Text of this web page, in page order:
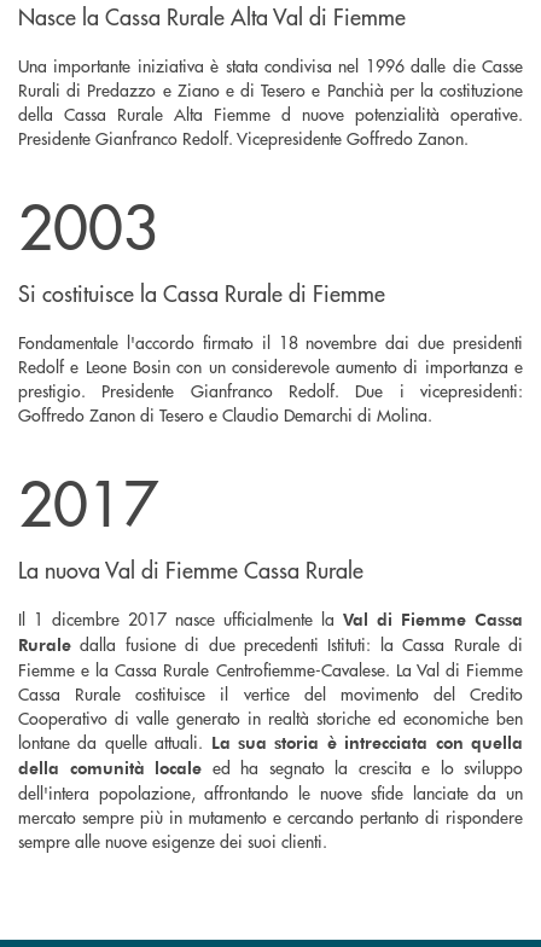
Nasce la Cassa Rurale Alta Val di Fiemme
Una importante iniziativa è stata condivisa nel 1996 dalle die Casse
Rurali di Predazzo e Ziano e di Tesero e Panchià per la costituzione
della Cassa Rurale Alta Fiemme d nuove potenzialità operative.
Presidente Gianfranco Redolf. Vicepresidente Goffredo Zanon.
2003
Si costituisce la Cassa Rurale di Fiemme
Fondamentale l'accordo firmato il 18 novembre dai due presidenti
Redolf e Leone Bosin con un considerevole aumento di importanza e
prestigio. Presidente Gianfranco Redolf. Due i vicepresidenti:
Goffredo Zanon di Tesero e Claudio Demarchi di Molina.
2017
La nuova Val di Fiemme Cassa Rurale
Il 1 dicembre 2017 nasce ufficialmente la Val di Fiemme Cassa
Rurale dalla fusione di due precedenti Istituti: la Cassa Rurale di
Fiemme e la Cassa Rurale Centrofiemme-Cavalese. La Val di Fiemme
Cassa Rurale costituisce il vertice del movimento del Credito
Cooperativo di valle generato in realtà storiche ed economiche ben
lontane da quelle attuali. La sua storia è intrecciata con quella
della comunità locale ed ha segnato la crescita e lo sviluppo
dell'intera popolazione, affrontando le nuove sfide lanciate da un
mercato sempre più in mutamento e cercando pertanto di rispondere
sempre alle nuove esigenze dei suoi clienti.